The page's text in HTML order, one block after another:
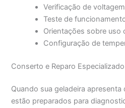
Verificação de voltagem
Teste de
Orientações sobre uso
Configuração de
Conserto e Reparo Especializado
Quando sua geladeira
estão preparados para